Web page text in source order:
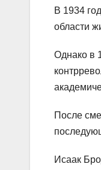
В 1934
области
Однако в
После
Исаак